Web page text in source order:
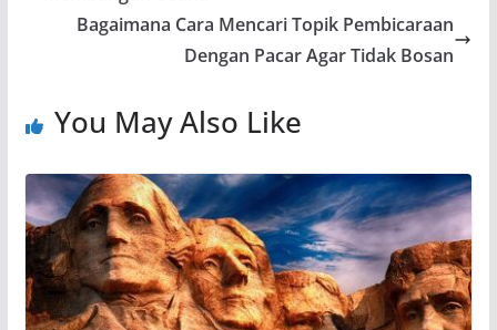
o p
p
m n
k
Bagaimana Cara Mencari Topik Pembicaraan
Dengan Pacar Agar Tidak Bosan
You May Also Like